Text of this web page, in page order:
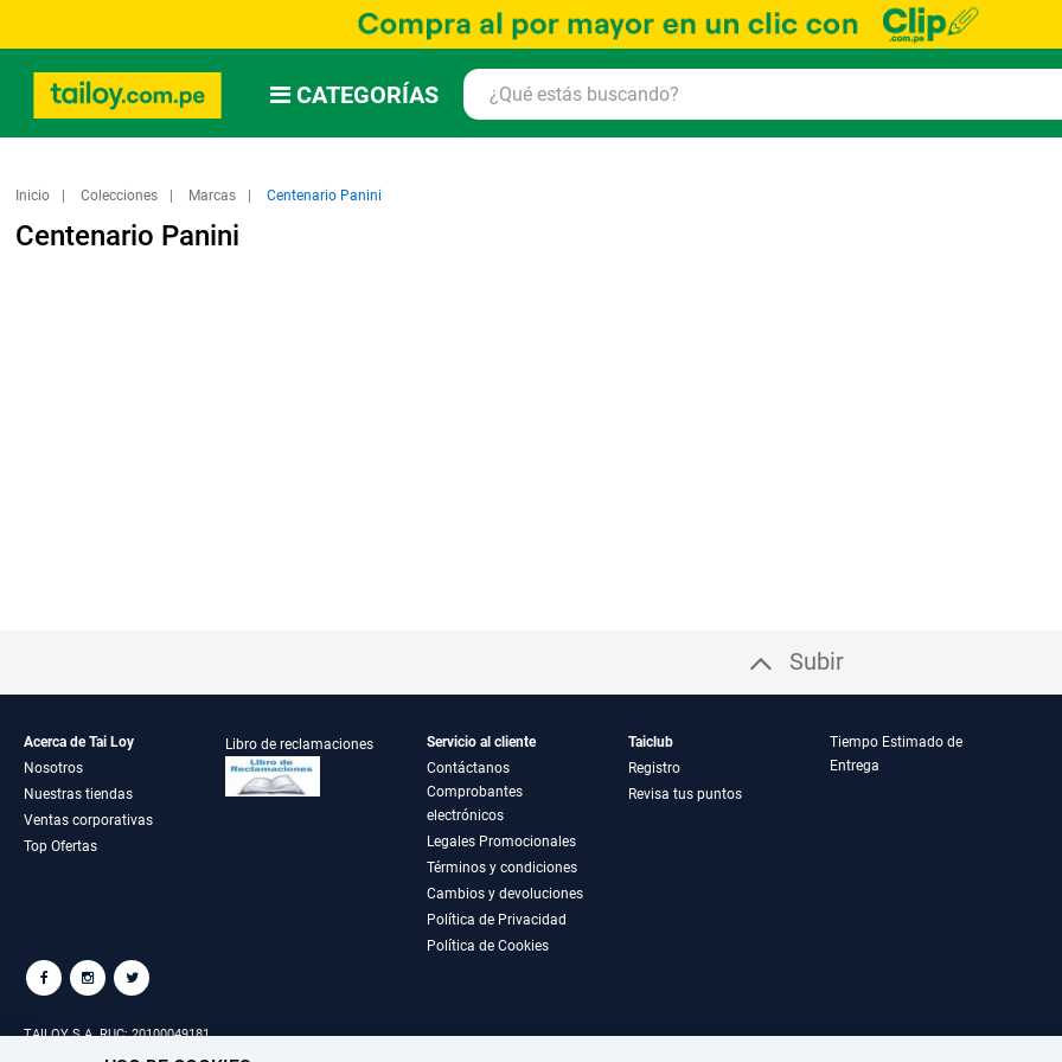
CATEGORÍAS
Inicio Colecciones Marcas Centenario Panini
Centenario Panini
Subir
Acerca de Tai Loy
Nosotros
Nuestras tiendas
Ventas corporativas
Top Ofertas
Libro de reclamaciones
Servicio al cliente
Contáctanos
Comprobantes
electrónicos
Legales Promocionales
Términos y condiciones
Cambios y devoluciones
Política de Privacidad
Política de Cookies
Taiclub
Registro
Revisa tus puntos
Tiempo Estimado de
Entrega
TAILOY S.A. RUC: 20100049181